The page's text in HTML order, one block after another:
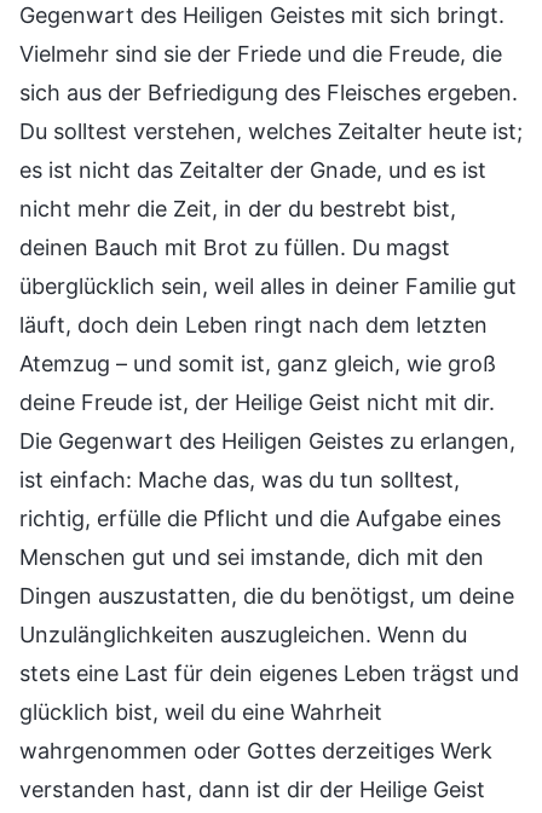
Gegenwart des Heiligen Geistes mit sich bringt.
Vielmehr sind sie der Friede und die Freude, die
sich aus der Befriedigung des Fleisches ergeben.
Du solltest verstehen, welches Zeitalter heute ist;
es ist nicht das Zeitalter der Gnade, und es ist
nicht mehr die Zeit, in der du bestrebt bist,
deinen Bauch mit Brot zu füllen. Du magst
überglücklich sein, weil alles in deiner Familie gut
läuft, doch dein Leben ringt nach dem letzten
Atemzug – und somit ist, ganz gleich, wie groß
deine Freude ist, der Heilige Geist nicht mit dir.
Die Gegenwart des Heiligen Geistes zu erlangen,
ist einfach: Mache das, was du tun solltest,
richtig, erfülle die Pflicht und die Aufgabe eines
Menschen gut und sei imstande, dich mit den
Dingen auszustatten, die du benötigst, um deine
Unzulänglichkeiten auszugleichen. Wenn du
stets eine Last für dein eigenes Leben trägst und
glücklich bist, weil du eine Wahrheit
wahrgenommen oder Gottes derzeitiges Werk
verstanden hast, dann ist dir der Heilige Geist